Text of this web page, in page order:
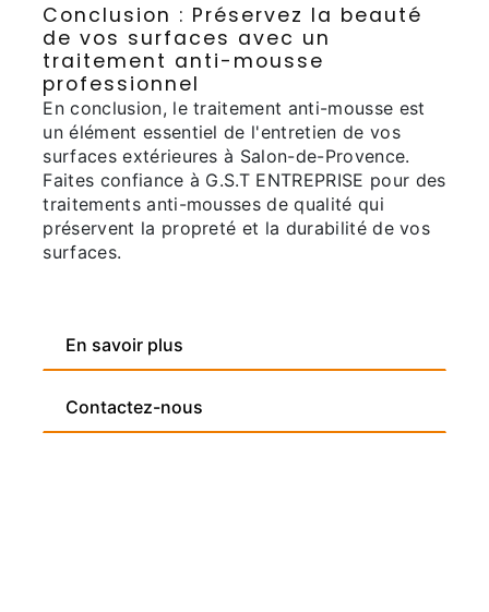
Conclusion : Préservez la beauté
de vos surfaces avec un
traitement anti-mousse
professionnel
En conclusion, le traitement anti-mousse est
un élément essentiel de l'entretien de vos
surfaces extérieures à Salon-de-Provence.
Faites confiance à G.S.T ENTREPRISE pour des
traitements anti-mousses de qualité qui
préservent la propreté et la durabilité de vos
surfaces.
En savoir plus
Contactez-nous